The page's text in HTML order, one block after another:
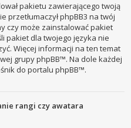
pakietu zawierającego twoją
przetłumaczył phpBB3 na twój
czy może zainstalować pakiet
pakiet dla twojego języka nie
Więcej informacji na ten temat
grupy phpBB™. Na dole każdej
do portalu phpBB™.
rangi czy awatara